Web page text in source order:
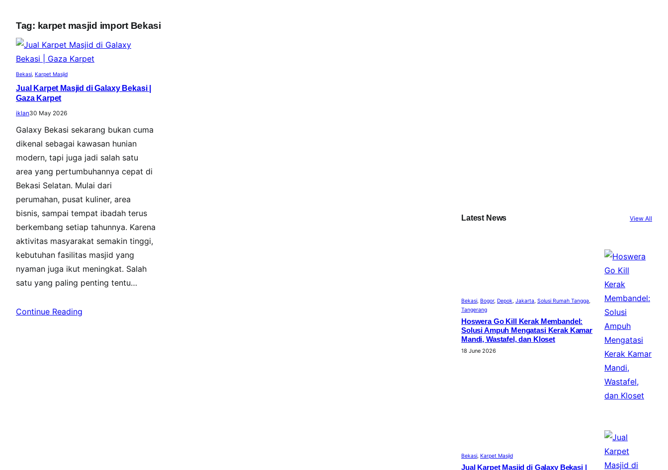
Tag: karpet masjid import Bekasi
Bekasi, Karpet Masjid
Jual Karpet Masjid di Galaxy Bekasi |
Gaza Karpet
iklan30 May 2026
Galaxy Bekasi sekarang bukan cuma
dikenal sebagai kawasan hunian
modern, tapi juga jadi salah satu
area yang pertumbuhannya cepat di
Bekasi Selatan. Mulai dari
perumahan, pusat kuliner, area
bisnis, sampai tempat ibadah terus
berkembang setiap tahunnya. Karena
aktivitas masyarakat semakin tinggi,
kebutuhan fasilitas masjid yang
nyaman juga ikut meningkat. Salah
satu yang paling penting tentu…
Continue Reading
Latest News View All
Bekasi, Bogor, Depok, Jakarta, Solusi Rumah Tangga
Tangerang
Hoswera Go Kill Kerak Membandel:
Solusi Ampuh Mengatasi Kerak Kamar
Mandi, Wastafel, dan Kloset
18 June 2026
Bekasi, Karpet Masjid
Jual Karpet Masjid di Galaxy Bekasi |